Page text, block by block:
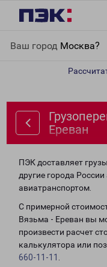
Ваш город Москва?
Ереван
ПЭК доставляет
другие города
авиатранспортом.
С примерной
Вязьма - Ереван вы
произвести расчет
калькулятора или
660-11-11